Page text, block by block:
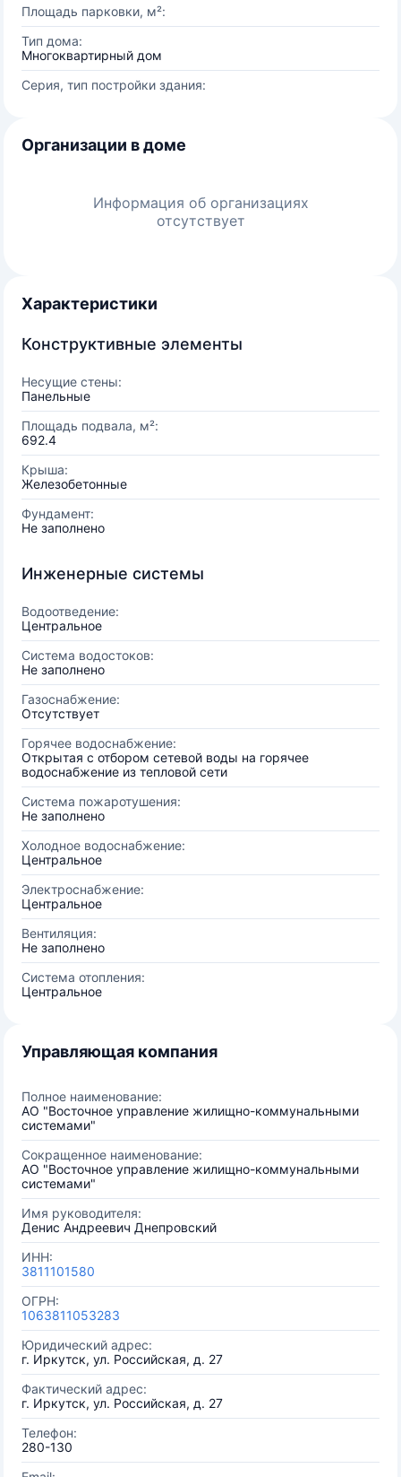
Площадь парковки, м²:
Тип дома:
Многоквартирный дом
Серия, тип постройки здания:
Организации в доме
Информация об организациях
отсутствует
Характеристики
Конструктивные элементы
Несущие стены:
Панельные
Площадь подвала, м²:
692.4
Крыша:
Железобетонные
Фундамент:
Не заполнено
Инженерные системы
Водоотведение:
Центральное
Система водостоков:
Не заполнено
Газоснабжение:
Отсутствует
Горячее водоснабжение:
Открытая с отбором сетевой воды на горячее
водоснабжение из тепловой сети
Система пожаротушения:
Не заполнено
Холодное водоснабжение:
Центральное
Электроснабжение:
Центральное
Вентиляция:
Не заполнено
Система отопления:
Центральное
Управляющая компания
Полное наименование:
АО "Восточное управление жилищно-коммунальными
системами"
Сокращенное наименование:
АО "Восточное управление жилищно-коммунальными
системами"
Имя руководителя:
Денис Андреевич Днепровский
ИНН:
3811101580
ОГРН:
1063811053283
Юридический адрес:
г. Иркутск, ул. Российская, д. 27
Фактический адрес:
г. Иркутск, ул. Российская, д. 27
Телефон:
280-130